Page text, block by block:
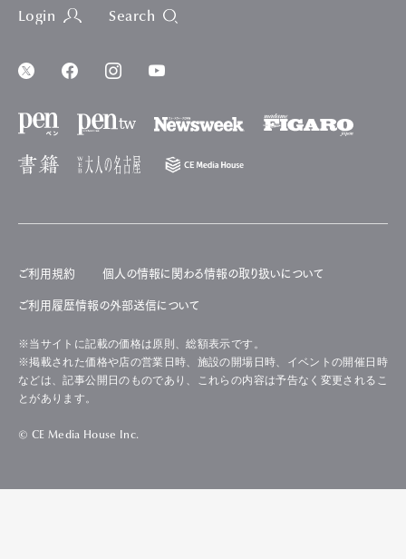
Login Search
ご利用規約 個人の情報に関わる情報の取り扱いについて
ご利用履歴情報の外部送信について
※当サイトに記載の価格は原則、総額表示です。
※掲載された価格や店の営業日時、施設の開場日時、イベントの開催日時
などは、記事公開日のものであり、これらの内容は予告なく変更されるこ
とがあります。
© CE Media House Inc.